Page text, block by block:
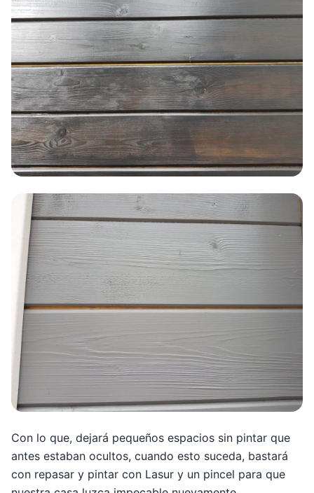
Con lo que, dejará pequeños espacios sin pintar que
antes estaban ocultos, cuando esto suceda, bastará
con repasar y pintar con Lasur y un pincel para que